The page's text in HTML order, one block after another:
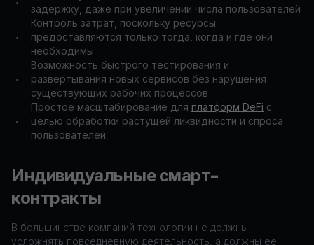
•
задержку, даже при увеличении числа пользователей
•
Контроль затрат, поскольку ресурсы
предоставляются только тогда, когда и где они
необходимы
•
Возможность быстрого тестирования и
развертывания новых сервисов без нарушения
существующих рабочих процессов
•
Простое масштабирование для платформ DeFi с
целью обработки растущей ликвидности и спроса
пользователей.
Индивидуальные смарт-
контракты
В большинстве компаний технологии не должны
усложнять повседневную деятельность, а должны ее